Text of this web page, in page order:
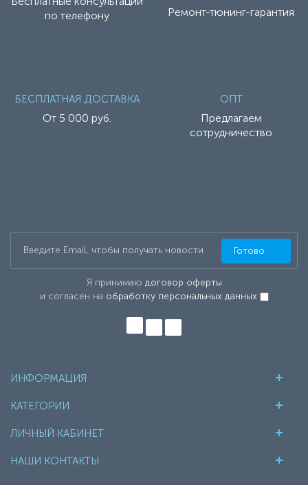
по телефону
Ремонт-тюнинг-гарантия
БЕСПЛАТНАЯ ДОСТАВКА
От 5 000 руб.
ОПТ
Предлагаем
сотрудничество
Я принимаю договор оферты
и согласен на обработку персональных данных
Готово
ИНФОРМАЦИЯ
КАТЕГОРИИ
ЛИЧНЫЙ КАБИНЕТ
НАШИ КОНТАКТЫ